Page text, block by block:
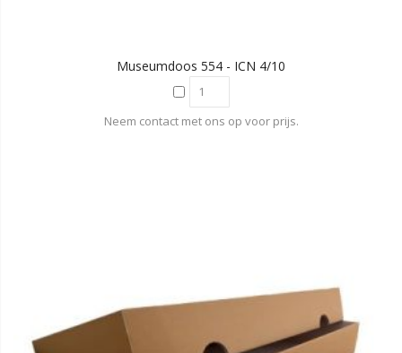
Museumdoos 554 - ICN 4/10
Neem contact met ons op voor prijs.